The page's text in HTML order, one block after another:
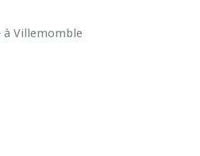
à Villemomble